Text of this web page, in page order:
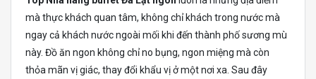
mà thực khách quan tâm, không chỉ khách trong nước mà
ngay cả khách nước ngoài mối khi đến thành phố sương mù
này. Đồ ăn ngon không chỉ no bụng, ngon miệng mà còn
thỏa mãn vị giác, thay đổi khẩu vị ở một nơi xa. Sau đây